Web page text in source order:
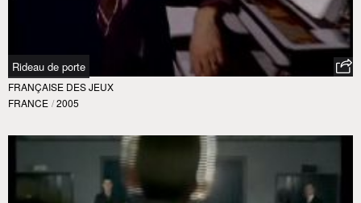
Rideau de porte
FRANÇAISE DES JEUX
FRANCE / 2005